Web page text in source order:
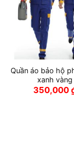
Quần áo bảo hộ
xanh vàng
350,000